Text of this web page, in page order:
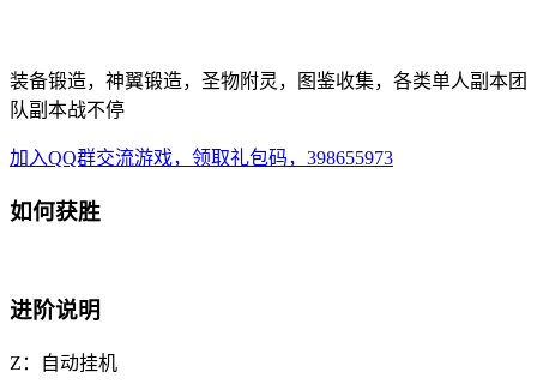
装备锻造，神翼锻造，圣物附灵，图鉴收集，各类单人副本团
队副本战不停
加入QQ群交流游戏，领取礼包码，398655973
如何获胜
进阶说明
Z：自动挂机